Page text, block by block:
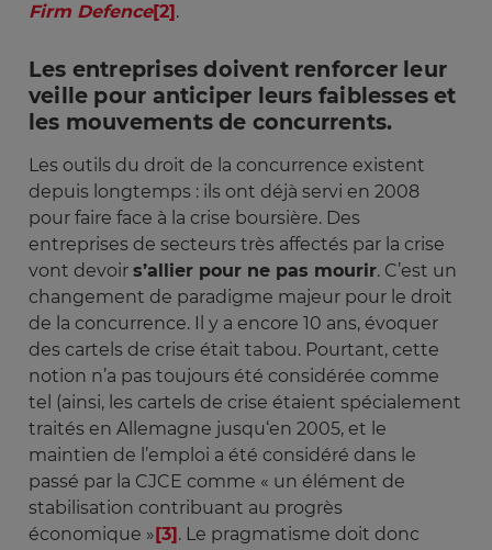
Firm Defence[2] .
Les entreprises doivent renforcer leur
veille pour anticiper leurs faiblesses et
les mouvements de concurrents.
Les outils du droit de la concurrence existent
depuis longtemps : ils ont déjà servi en 2008
pour faire face à la crise boursière. Des
entreprises de secteurs très affectés par la crise
vont devoir s’allier pour ne pas mourir. C’est un
changement de paradigme majeur pour le droit
de la concurrence. Il y a encore 10 ans, évoquer
des cartels de crise était tabou. Pourtant, cette
notion n’a pas toujours été considérée comme
tel (ainsi, les cartels de crise étaient spécialement
traités en Allemagne jusqu‘en 2005, et le
maintien de l’emploi a été considéré dans le
passé par la CJCE comme « un élément de
stabilisation contribuant au progrès
économique »[3]. Le pragmatisme doit donc